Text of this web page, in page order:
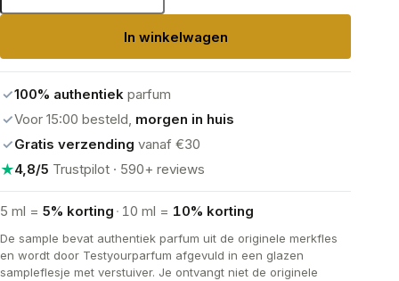
Splendide
In winkelwagen
✓100% authentiek parfum
✓Voor 15:00 besteld, morgen in huis
✓Gratis verzending vanaf €30
★4,8/5 Trustpilot · 590+ reviews
5 ml = 5% korting · 10 ml = 10% korting
De sample bevat authentiek parfum uit de originele merkfles
en wordt door Testyourparfum afgevuld in een glazen
sampleflesje met verstuiver. Je ontvangt niet de originele